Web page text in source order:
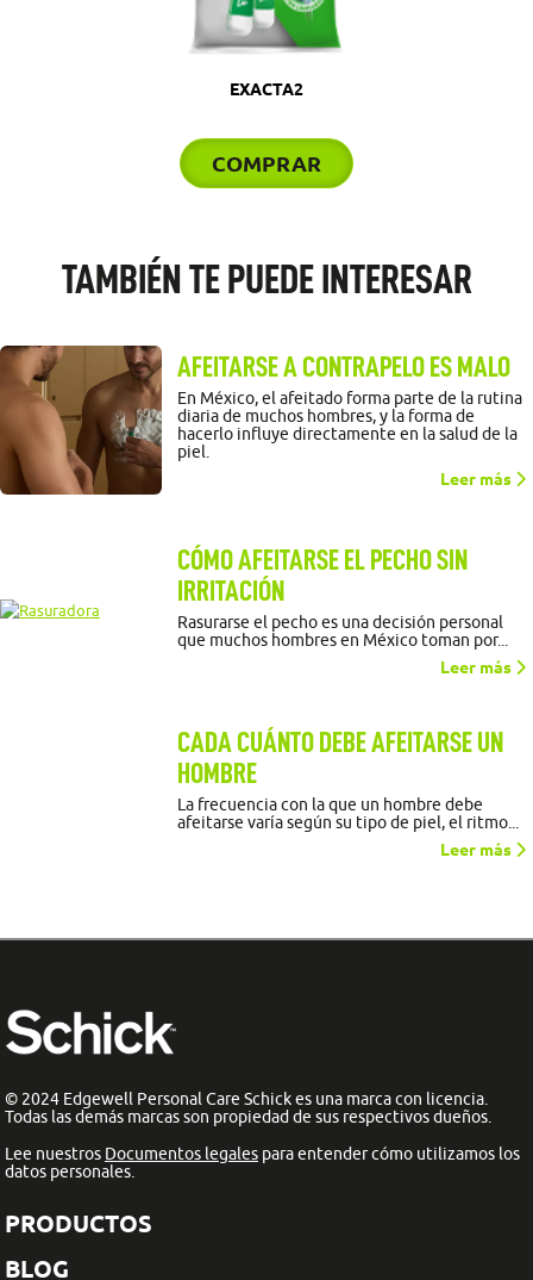
EXACTA2
COMPRAR
TAMBIÉN TE PUEDE INTERESAR
AFEITARSE A CONTRAPELO ES MALO
En México, el afeitado forma parte de la rutina
diaria de muchos hombres, y la forma de
hacerlo influye directamente en la salud de la
piel.
Leer más
CÓMO AFEITARSE EL PECHO SIN
IRRITACIÓN
Rasurarse el pecho es una decisión personal
que muchos hombres en México toman por...
Leer más
CADA CUÁNTO DEBE AFEITARSE UN
HOMBRE
La frecuencia con la que un hombre debe
afeitarse varía según su tipo de piel, el ritmo...
Leer más
© 2024 Edgewell Personal Care Schick es una marca con licencia.
Todas las demás marcas son propiedad de sus respectivos dueños.
Lee nuestros Documentos legales para entender cómo utilizamos los
datos personales.
PRODUCTOS
BLOG